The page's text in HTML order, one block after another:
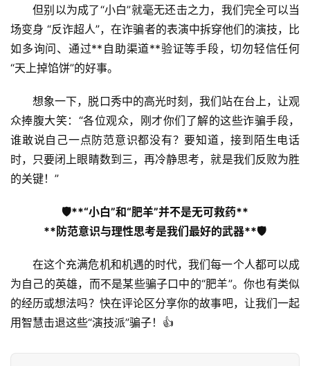
行
业
流
量
卡
认
证
增
注册
但别以为成了“小白”就毫无还击之力，我们完全可以当
场变身 “反诈超人”，在诈骗者的表演中拆穿他们的演技，比
如多询问、通过**自助渠道**验证等手段，切勿轻信任何
“天上掉馅饼”的好事。
想象一下，脱口秀中的高光时刻，我们站在台上，让观
众捧腹大笑：“各位观众，刚才你们了解的这些诈骗手段，
谁敢说自己一点防范意识都没有？要知道，接到陌生电话
时，只要闭上眼睛数到三，再冷静思考，就是我们反败为胜
的关键！”
🛡️**“小白”和“肥羊”并不是无可救药**
**防范意识与理性思考是我们最好的武器**🛡️
在这个充满危机和机遇的时代，我们每一个人都可以成
为自己的英雄，而不是某些骗子口中的“肥羊”。你也有类似
的经历或想法吗？快在评论区分享你的故事吧，让我们一起
用智慧击退这些“演技派”骗子！👍